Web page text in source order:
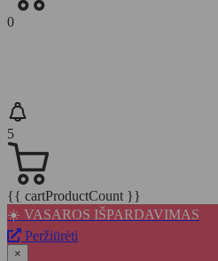
0
5
{{ cartProductCount }}
☀️ VASAROS IŠPARDAVIMAS
Peržiūrėti
×